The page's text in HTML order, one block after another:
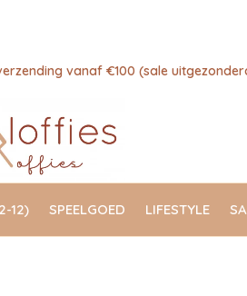
12) SPEELGOED LIFESTYLE
vanaf €100 (sale